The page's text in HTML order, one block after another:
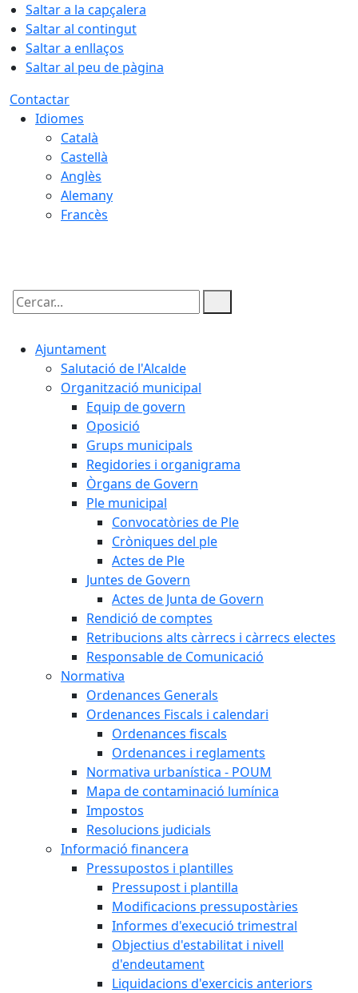
Saltar a la capçalera
Saltar al contingut
Saltar a enllaços
Saltar al peu de pàgina
Contactar
Idiomes
Català
Castellà
Anglès
Alemany
Francès
Cercar:
Ajuntament
Salutació de l'Alcalde
Organització municipal
Equip de govern
Oposició
Grups municipals
Regidories i organigrama
Òrgans de Govern
Ple municipal
Convocatòries de Ple
Cròniques del ple
Actes de Ple
Juntes de Govern
Actes de Junta de Govern
Rendició de comptes
Retribucions alts càrrecs i càrrecs electes
Responsable de Comunicació
Normativa
Ordenances Generals
Ordenances Fiscals i calendari
Ordenances fiscals
Ordenances i reglaments
Normativa urbanística - POUM
Mapa de contaminació lumínica
Impostos
Resolucions judicials
Informació financera
Pressupostos i plantilles
Pressupost i plantilla
Modificacions pressupostàries
Informes d'execució trimestral
Objectius d'estabilitat i nivell
d'endeutament
Liquidacions d'exercicis anteriors